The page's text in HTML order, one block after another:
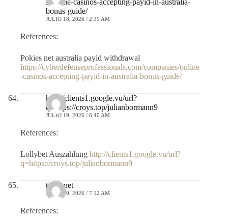
s/online-casinos-accepting-payid-in-australia-
bonus-guide/
JULIO 18, 2026 / 2:39 AM
References:
Pokies net australia payid withdrawal
https://cyberdefenseprofessionals.com/companies/online
-casinos-accepting-payid-in-australia-bonus-guide/
http://clients1.google.vu/url?
q=https://croys.top/julianbormann9
JULIO 19, 2026 / 6:40 AM
References:
Lollybet Auszahlung http://clients1.google.vu/url?
q=https://croys.top/julianbormann9
tiwar.net
JULIO 19, 2026 / 7:12 AM
References: